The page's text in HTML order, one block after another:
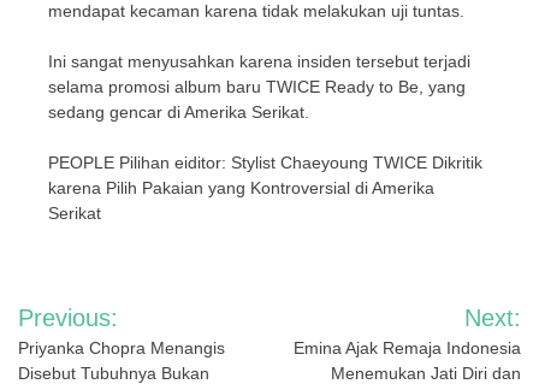
mendapat kecaman karena tidak melakukan uji tuntas.
Ini sangat menyusahkan karena insiden tersebut terjadi
selama promosi album baru TWICE Ready to Be, yang
sedang gencar di Amerika Serikat.
PEOPLE Pilihan eiditor: Stylist Chaeyoung TWICE Dikritik
karena Pilih Pakaian yang Kontroversial di Amerika
Serikat
Navigasi
pos
Previous:
Priyanka Chopra Menangis
Disebut Tubuhnya Bukan
Next:
Emina Ajak Remaja Indonesia
Menemukan Jati Diri dan